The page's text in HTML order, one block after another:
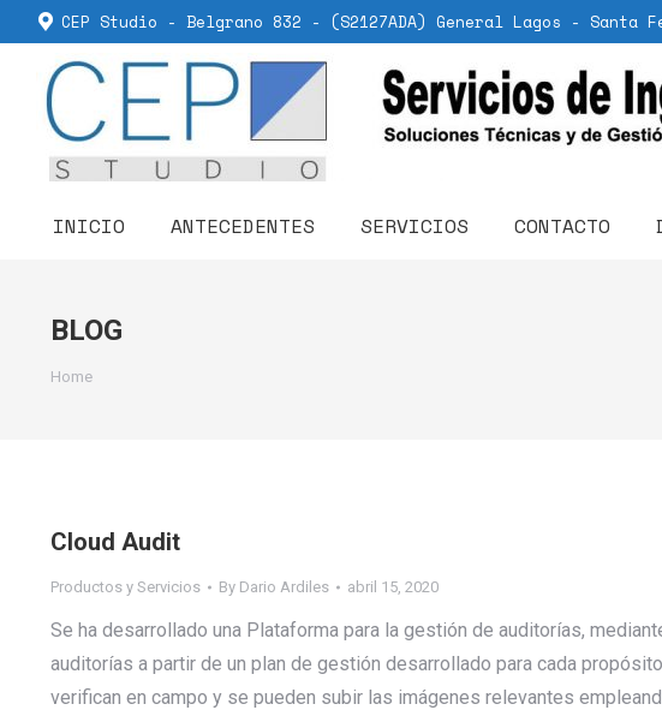
CEP Studio - Belgrano 832 - (S2127ADA) General Lagos - Santa
INICIO ANTECEDENTES SERVICIOS CONTACTO
BLOG
You are here:
Home
Cloud Audit
Productos y Servicios By Dario Ardiles abril 15, 2020
Se ha desarrollado una Plataforma para la gestión de auditorías,
auditorías a partir de un plan de gestión desarrollado para cada
verifican en campo y se pueden subir las imágenes relevantes